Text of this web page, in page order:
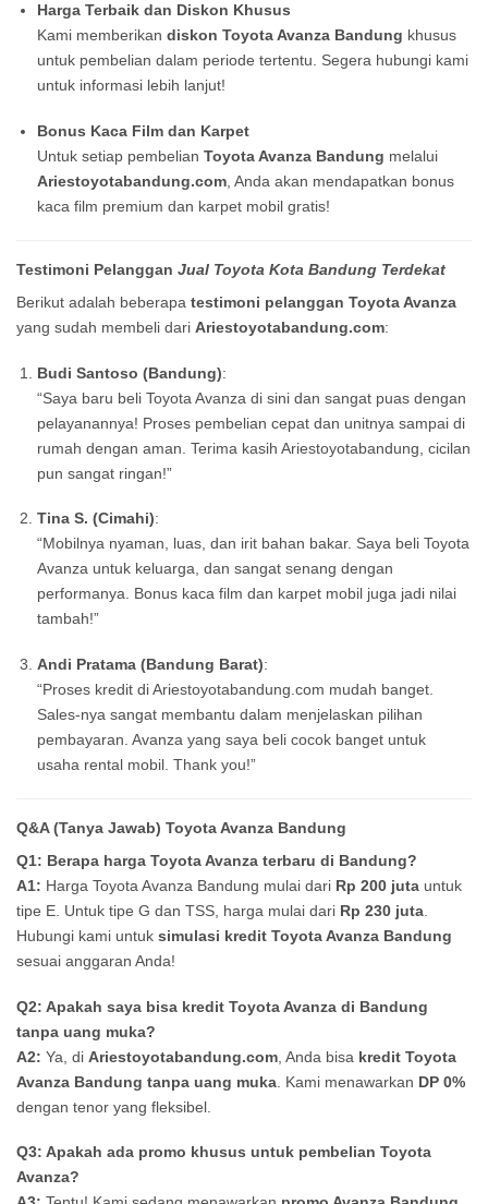
Harga Terbaik dan Diskon Khusus
Kami memberikan diskon Toyota Avanza Bandung khusus
untuk pembelian dalam periode tertentu. Segera hubungi kami
untuk informasi lebih lanjut!
Bonus Kaca Film dan Karpet
Untuk setiap pembelian Toyota Avanza Bandung melalui
Ariestoyotabandung.com, Anda akan mendapatkan bonus
kaca film premium dan karpet mobil gratis!
Testimoni Pelanggan Jual Toyota Kota Bandung Terdekat
Berikut adalah beberapa testimoni pelanggan Toyota Avanza
yang sudah membeli dari Ariestoyotabandung.com:
Budi Santoso (Bandung):
“Saya baru beli Toyota Avanza di sini dan sangat puas dengan
pelayanannya! Proses pembelian cepat dan unitnya sampai di
rumah dengan aman. Terima kasih Ariestoyotabandung, cicilan
pun sangat ringan!”
Tina S. (Cimahi):
“Mobilnya nyaman, luas, dan irit bahan bakar. Saya beli Toyota
Avanza untuk keluarga, dan sangat senang dengan
performanya. Bonus kaca film dan karpet mobil juga jadi nilai
tambah!”
Andi Pratama (Bandung Barat):
“Proses kredit di Ariestoyotabandung.com mudah banget.
Sales-nya sangat membantu dalam menjelaskan pilihan
pembayaran. Avanza yang saya beli cocok banget untuk
usaha rental mobil. Thank you!”
Q&A (Tanya Jawab) Toyota Avanza Bandung
Q1: Berapa harga Toyota Avanza terbaru di Bandung?
A1: Harga Toyota Avanza Bandung mulai dari Rp 200 juta untuk
tipe E. Untuk tipe G dan TSS, harga mulai dari Rp 230 juta
Hubungi kami untuk simulasi kredit Toyota Avanza Bandung
sesuai anggaran Anda!
Q2: Apakah saya bisa kredit Toyota Avanza di Bandung
tanpa uang muka?
A2: Ya, di Ariestoyotabandung.com , Anda bisa kredit Toyota
Avanza Bandung tanpa uang muka . Kami menawarkan DP 0%
dengan tenor yang fleksibel.
Q3: Apakah ada promo khusus untuk pembelian Toyota
Avanza?